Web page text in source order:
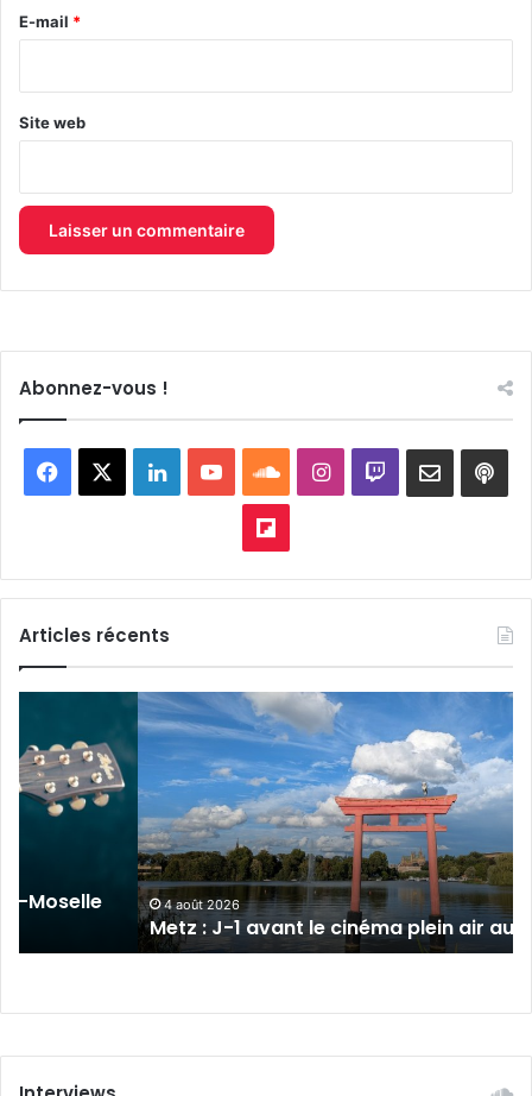
e
E-mail *
Site web
Abonnez-vous !
Facebook LinkedinYouTubeSoundCloud
Instagram
Twitch
Flipboard
Articles récents
Moselle
Metz
:
avant
le
cinéma
plein
air
au
Plan
4 août 2026
Metz : J-1 avant le cinéma plein air au